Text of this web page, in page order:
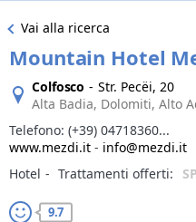
Vai alla ricerca
Mountain Hotel
Colfosco - Str. Pecëi, 20
Alta Badia, Dolomiti, Alto
Telefono: (+39) 04718360...
www.mezdi.it - info@mezdi.it
Hotel ‐ Trattamenti offerti: SP
9.7